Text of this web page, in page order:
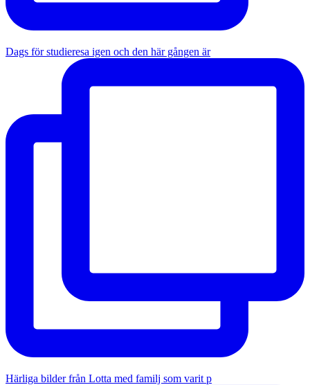
Dags för studieresa igen och den här gången är
Härliga bilder från Lotta med familj som varit p